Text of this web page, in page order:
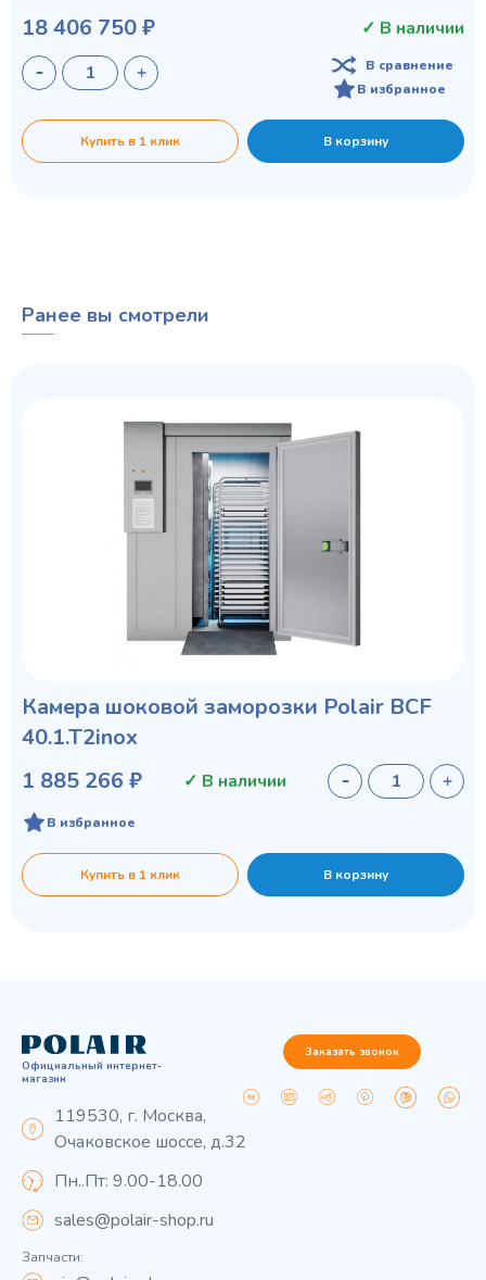
18 406 750 ₽ ✓ В наличии
В сравнение
В избранное
Купить в 1 клик В корзину
Ранее вы смотрели
Камера шоковой заморозки Polair ВСF
40.1.T2inox
1 885 266 ₽
✓ В наличии
В избранное
Купить в 1 клик В корзину
Официальный интернет-
магазин
119530, г. Москва,
Очаковское шоссе, д.32
Пн..Пт: 9.00-18.00
sales@polair-shop.ru
Запчасти:
Заказать звонок